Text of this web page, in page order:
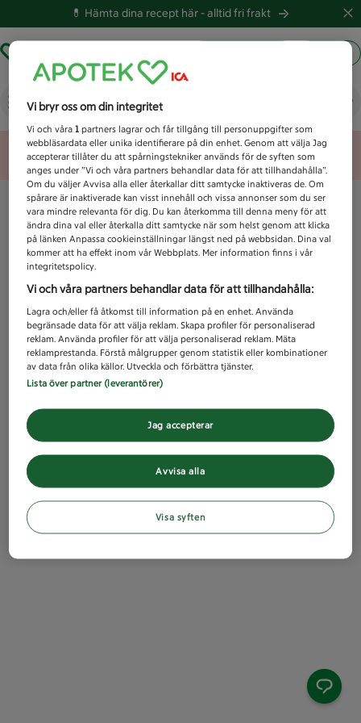
💊 Hämta dina recept här -alltid fri frakt
Vad letar du efter idag?
Unknown error
Vi bryr oss om din integritet
Vi och våra1 partners lagrar och får tillgång till personuppgifter som
webbläsardata eller unika identifierare på din enhet. Genom att välja Jag
accepterar tillåter du att spårningstekniker används för de syften som
anges under ”Vi och våra partners behandlar data för att tillhandahålla”.
Om du väljer Avvisa alla eller återkallar ditt samtycke inaktiveras de. Om
spårare är inaktiverade kan visst innehåll och vissa annonser som du ser
vara mindre relevanta för dig. Du kan återkomma till denna meny för att
ändra dina val eller återkalla ditt samtycke när som helst genom att klicka
på länken Anpassa cookieinställningar längst ned på webbsidan. Dina val
kommer att ha effekt inom vår Webbplats. Mer information finns i vår
integritetspolicy.
Vi och våra partners behandlar data för att tillhandahålla:
Lagra och/eller få åtkomst till information på en enhet. Använda
begränsade data för att välja reklam. Skapa profiler för personaliserad
reklam. Använda profiler för att välja personaliserad reklam. Mäta
reklamprestanda. Förstå målgrupper genom statistik eller kombinationer
av data från olika källor. Utveckla och förbättra tjänster.
Lista över partner (leverantörer)
Avvisa alla
Jag accepterar
Visa syften